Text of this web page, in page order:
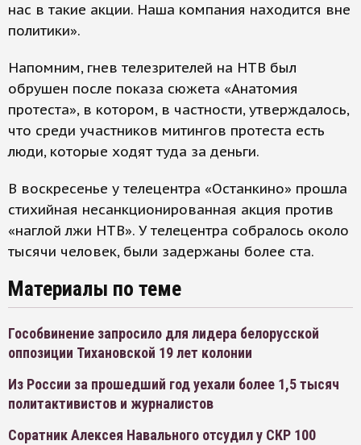
нас в такие акции. Наша компания находится вне
политики».
Напомним, гнев телезрителей на НТВ был
обрушен после показа сюжета «Анатомия
протеста», в котором, в частности, утверждалось,
что среди участников митингов протеста есть
люди, которые ходят туда за деньги.
В воскресенье у телецентра «Останкино» прошла
стихийная несанкционированная акция против
«наглой лжи НТВ». У телецентра собралось около
тысячи человек, были задержаны более ста.
Материалы по теме
Гособвинение запросило для лидера белорусской
оппозиции Тихановской 19 лет колонии
Из России за прошедший год уехали более 1,5 тысяч
политактивистов и журналистов
Соратник Алексея Навального отсудил у СКР 100